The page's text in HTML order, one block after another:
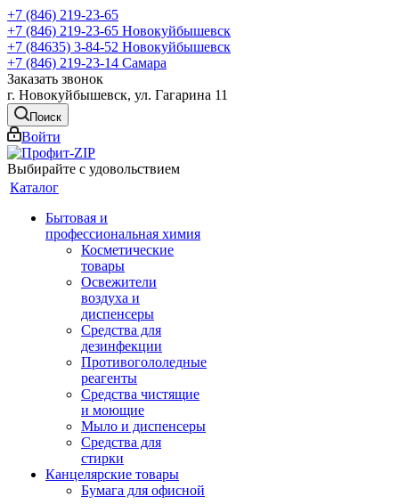
+7 (846) 219-23-65
+7 (846) 219-23-65 Новокуйбышевск
+7 (84635) 3-84-52 Новокуйбышевск
+7 (846) 219-23-14 Самара
Заказать звонок
г. Новокуйбышевск, ул. Гагарина 11
Поиск
Войти
Выбирайте с удовольствием
Каталог
Бытовая и
профессиональная химия
Косметические
товары
Освежители
воздуха и
диспенсеры
Средства для
дезинфекции
Противогололедные
реагенты
Средства чистящие
и моющие
Мыло и диспенсеры
Средства для
стирки
Канцелярские товары
Бумага для офисной